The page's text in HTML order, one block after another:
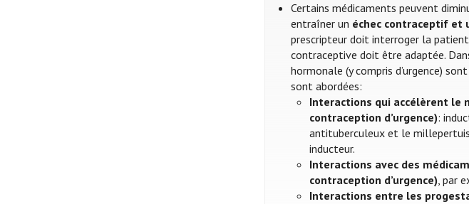
Certains médicaments peuvent
entraîner un échec contraceptif et
prescripteur doit interroger la
contraceptive doit être adaptée.
hormonale (y compris d’urgence)
sont abordées:
Interactions qui accélèrent le
contraception d’urgence):
antituberculeux et le
inducteur.
Interactions avec des
contraception d’urgence), par
Interactions entre les